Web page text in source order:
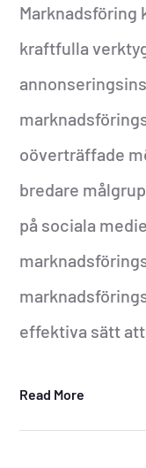
Marknadsföring
kraftfulla
oöverträffade
bredare
på sociala
effektiva sätt
Read More